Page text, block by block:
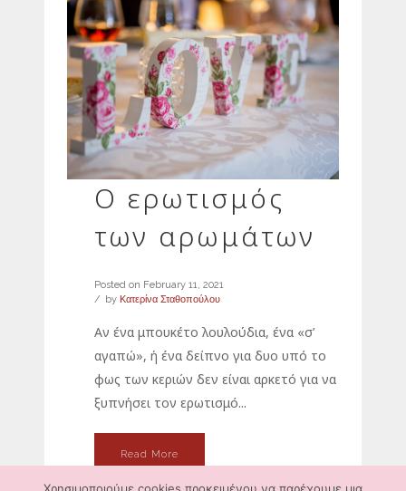
Ο ερωτισμός
των αρωμάτων
Posted on February 11, 2021
by Κατερίνα Σταθοπούλου
Αν ένα μπουκέτο λουλούδια, ένα «σ’
αγαπώ», ή ένα δείπνο για δυο υπό το
φως των κεριών δεν είναι αρκετό για να
ξυπνήσει τον ερωτισμό...
Read More